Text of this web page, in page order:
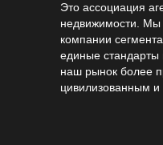
Это ассоциация
недвижимости.
компании
единые стандарты
наш рынок более
цивилизованным